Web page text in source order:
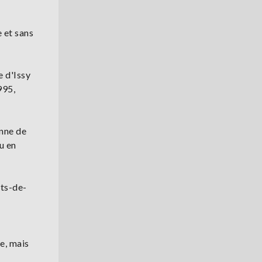
sans
d'Issy
de
en
de-
mais